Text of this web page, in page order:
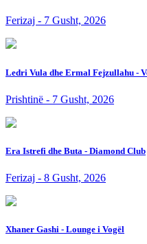
Ferizaj - 7 Gusht, 2026
Ledri Vula dhe Ermal Fejzullahu -
Prishtinë - 7 Gusht, 2026
Era Istrefi dhe Buta - Diamond Club
Ferizaj - 8 Gusht, 2026
Xhaner Gashi - Lounge i Vogël